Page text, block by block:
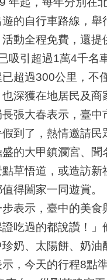
的自行車路線，
動全程免費，還提
吸引超過1萬4千名
超過300公里，不
深獲在地居民及商
張大春表示，臺中
到了，熱情邀請民
的大甲鎮瀾宮、聞
草悟道，或造訪新
得闔家一同遊賞。
表示，臺中的美食
吃過的都說讚！」
奶、太陽餅、奶油
，今天的行程8點